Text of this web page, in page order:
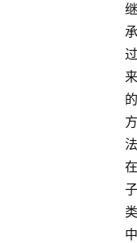
继
承
过
来
的
方
法
在
子
类
中